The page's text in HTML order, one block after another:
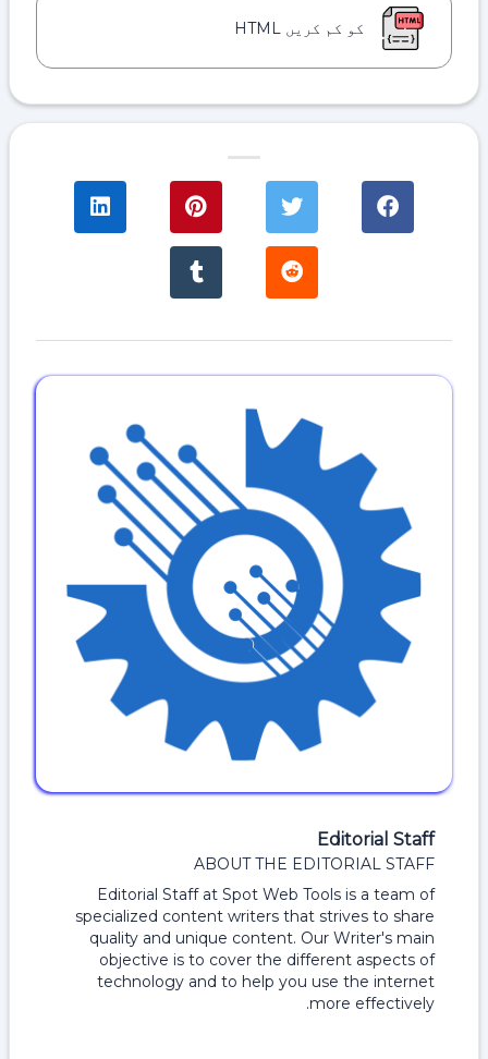
کو کم کریں HTML
Editorial Staff
ABOUT THE EDITORIAL STAFF
Editorial Staff at Spot Web Tools is a team of
specialized content writers that strives to share
quality and unique content. Our Writer's main
objective is to cover the different aspects of
technology and to help you use the internet
more effectively.